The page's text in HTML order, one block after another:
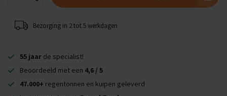
Bezorging in 2 tot 5 werkdagen
55 jaar de specialist!
Beoordeeld met een 4,6 / 5
47.000+ regentonnen en kuipen geleverd